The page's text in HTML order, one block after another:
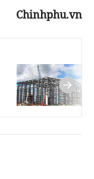
Chinhphu.vn